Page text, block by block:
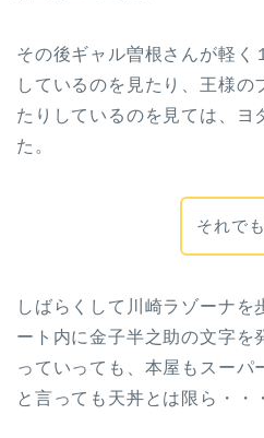
その後ギャル曽根さんが軽く
しているのを見たり、王様の
たりしているのを見ては、ヨ
た。
それで
しばらくして川崎ラゾーナを
ート内に金子半之助の文字を
っていっても、本屋もスーパ
と言っても天丼とは限ら・・